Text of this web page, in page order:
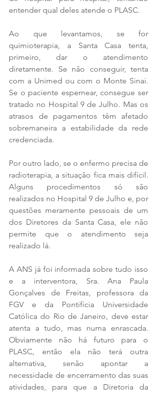
entender qual deles atende o PLASC.
Ao que levantamos, se for
quimioterapia, a Santa Casa tenta,
primeiro, dar o atendimento
diretamente. Se não conseguir, tenta
com a Unimed ou com o Monte Sinai.
Se o paciente espernear, consegue ser
tratado no Hospital 9 de Julho. Mas os
atrasos de pagamentos têm afetado
sobremaneira a estabilidade da rede
credenciada.
Por outro lado, se o enfermo precisa de
radioterapia, a situação fica mais difícil.
Alguns procedimentos só são
realizados no Hospital 9 de Julho e, por
questões meramente pessoais de um
dos Diretores da Santa Casa, ele não
permite que o atendimento seja
realizado lá.
A ANS já foi informada sobre tudo isso
e a interventora, Sra. Ana Paula
Gonçalves de Freitas, professora da
FGV e da Pontifícia Universidade
Católica do Rio de Janeiro, deve estar
atenta a tudo, mas numa enrascada.
Obviamente não há futuro para o
PLASC, então ela não terá outra
alternativa, senão apontar a
necessidade de encerramento das suas
atividades, para que a Diretoria da